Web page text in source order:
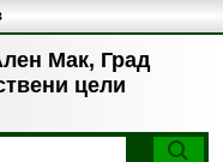
Мак, Град
цели